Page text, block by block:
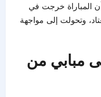
المباراة خرجت في
وتحولت إلى مواجهة
مبابي من